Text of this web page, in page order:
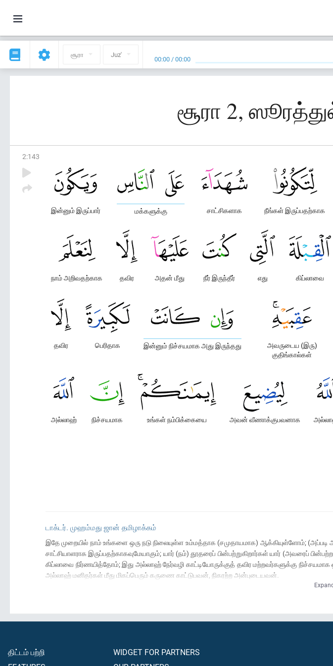
சூரா Juz' 00:00 /00:00
சூரா 2,
2:143
நீங்கள் இருப்பதற்காக
சாட்சிகளாக
மக்களுக்கு
இன்னும் இருப்பார்
கிப்லாவை
எது
நீர் இருந்தீர்
அதன் மீது
தவிர
நாம் அறிவதற்காக
அவருடைய (இரு)
குதிங்கால்கள்
இன்னும் நிச்சயமாக அது இருந்தது
பெரிதாக
தவிர
அவன் வீணாக்குபவனாக
உங்கள் நம்பிக்கையை
நிச்சயமாக
அல்லாஹ்
டாக்டர். முஹம்மது ஜான் தமிழாக்கம்
இதே முறையில் நாம் உங்களை ஒரு நடு நிலையுள்ள உம்மத்தாக (சமுதாயமாக) ஆக்கியுள்ளோம்;
சாட்சியாளராக இருப்பதற்காகவுமேயாகும்; யார் (நம்) தூதரைப் பின்பற்றுகிறார்கள் யார் (அவரைப்
கிப்லாவை நிர்ணயித்தோம்; இது அல்லாஹ் நேர்வழி காட்டியோருக்குத் தவிர மற்றவர்களுக்கு
அல்லாஹ் மனிதர்கள் மீது மிகப்பெரும் கருணை காட்டுபவன், நிகரற்ற அன்புடையவன்.
திட்டம் பற்றி
WIDGET FOR PARTNERS